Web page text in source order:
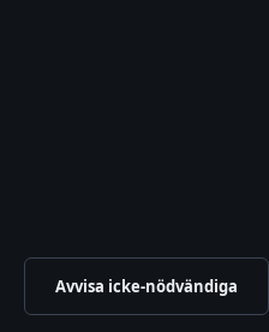
Kontakta oss
Avvisa icke-nödvändiga